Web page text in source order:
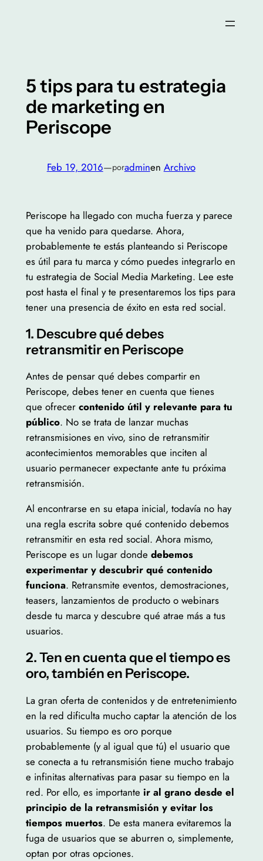
5 tips para tu estrategia
de marketing en
Periscope
Feb 19, 2016—poradminen Archivo
Periscope ha llegado con mucha fuerza y parece
que ha venido para quedarse. Ahora,
probablemente te estás planteando si Periscope
es útil para tu marca y cómo puedes integrarlo en
tu estrategia de Social Media Marketing. Lee este
post hasta el final y te presentaremos los tips para
tener una presencia de éxito en esta red social.
1. Descubre qué debes
retransmitir en Periscope
Antes de pensar qué debes compartir en
Periscope, debes tener en cuenta que tienes
que ofrecer contenido útil y relevante para tu
público. No se trata de lanzar muchas
retransmisiones en vivo, sino de retransmitir
acontecimientos memorables que inciten al
usuario permanecer expectante ante tu próxima
retransmisión.
Al encontrarse en su etapa inicial, todavía no hay
una regla escrita sobre qué contenido debemos
retransmitir en esta red social. Ahora mismo,
Periscope es un lugar donde debemos
experimentar y descubrir qué contenido
funciona. Retransmite eventos, demostraciones,
teasers, lanzamientos de producto o webinars
desde tu marca y descubre qué atrae más a tus
usuarios.
2. Ten en cuenta que el tiempo es
oro, también en Periscope.
La gran oferta de contenidos y de entretenimiento
en la red dificulta mucho captar la atención de los
usuarios. Su tiempo es oro porque
probablemente (y al igual que tú) el usuario que
se conecta a tu retransmisión tiene mucho trabajo
e infinitas alternativas para pasar su tiempo en la
red. Por ello, es importante ir al grano desde el
principio de la retransmisión y evitar los
tiempos muertos. De esta manera evitaremos la
fuga de usuarios que se aburren o, simplemente,
optan por otras opciones.